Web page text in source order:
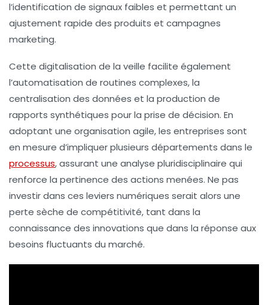
l’identification de signaux faibles et permettant un
ajustement rapide des produits et campagnes
marketing.
Cette digitalisation de la veille facilite également
l’automatisation de routines complexes, la
centralisation des données et la production de
rapports synthétiques pour la prise de décision. En
adoptant une organisation agile, les entreprises sont
en mesure d’impliquer plusieurs départements dans le
processus, assurant une analyse pluridisciplinaire qui
renforce la pertinence des actions menées. Ne pas
investir dans ces leviers numériques serait alors une
perte sèche de compétitivité, tant dans la
connaissance des innovations que dans la réponse aux
besoins fluctuants du marché.